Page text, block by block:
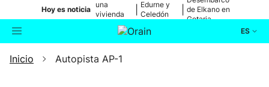
Hoy es noticia
una
vivienda
de Bilbao
Edurne y
Celedón
de Elkano en
Getaria
ES
Buscador Actualidad
Inicio Autopista AP-1